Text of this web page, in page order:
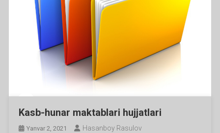
Kasb-hunar maktablari hujjatlari
Yanvar 2, 2021 Hasanboy Rasulov